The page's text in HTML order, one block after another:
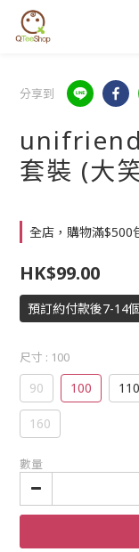
分享到
unifriend
套裝 (大
全店，購物滿$500
HK$99.00
預訂約付款後7-14
尺寸 : 100
90 100 110
160
數量